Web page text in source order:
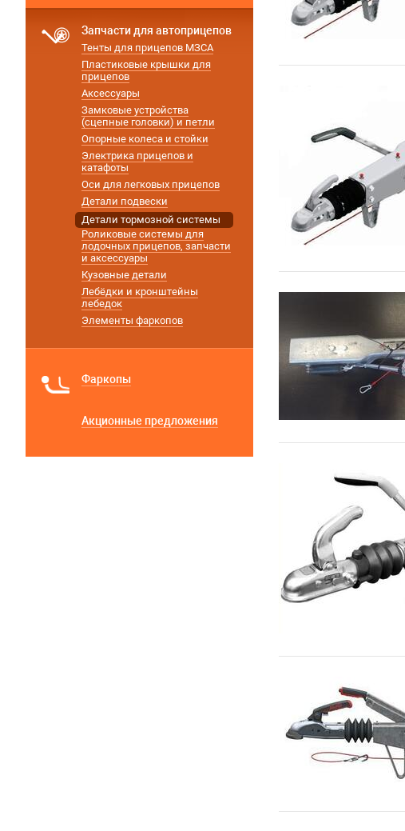
Запчасти для автоприцепов
Тенты для прицепов МЗСА
Пластиковые крышки для
прицепов
Аксессуары
Замковые устройства
(сцепные головки) и петли
Опорные колеса и стойки
Электрика прицепов и
катафоты
Оси для легковых прицепов
Детали подвески
Детали тормозной системы
Роликовые системы для
лодочных прицепов, запчасти
и аксессуары
Кузовные детали
Лебёдки и кронштейны
лебедок
Элементы фаркопов
Фаркопы
Акционные предложения